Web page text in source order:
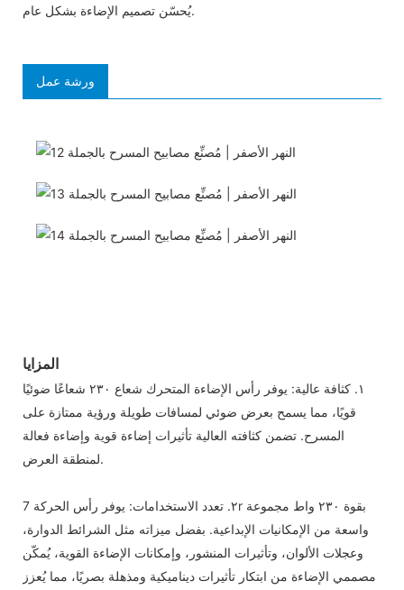
يُحسّن تصميم الإضاءة بشكل عام.
ورشة عمل
المزايا
١. كثافة عالية: يوفر رأس الإضاءة المتحرك شعاع ٢٣٠ شعاعًا ضوئيًا
قويًا، مما يسمح بعرض ضوئي لمسافات طويلة ورؤية ممتازة على
المسرح. تضمن كثافته العالية تأثيرات إضاءة قوية وإضاءة فعالة
لمنطقة العرض.
٢. تعدد الاستخدامات: يوفر رأس الحركة 7r بقوة ٢٣٠ واط مجموعة
واسعة من الإمكانيات الإبداعية. بفضل ميزاته مثل الشرائط الدوارة،
وعجلات الألوان، وتأثيرات المنشور، وإمكانات الإضاءة القوية، يُمكّن
مصممي الإضاءة من ابتكار تأثيرات ديناميكية ومذهلة بصريًا، مما يُعزز